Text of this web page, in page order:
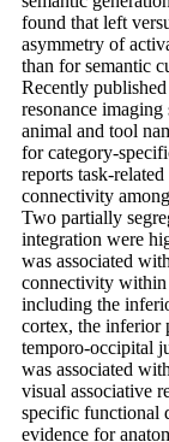
found that left
asymmetry of
than for semantic
Recently
resonance
animal and tool
for category-
reports task-
connectivity
Two partially
integration were
was associated
connectivity within
including the
cortex, the inferior
temporo-occipital
was associated
visual associative
specific functional
evidence for